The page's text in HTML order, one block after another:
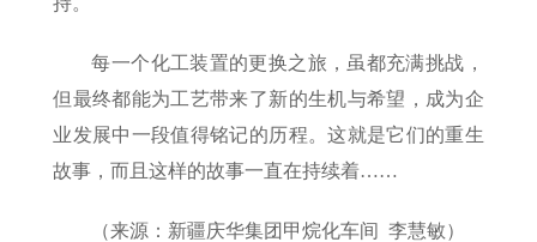
每一个化工装置的更换之旅，虽都充满挑战，
但最终都能为工艺带来了新的生机与希望，成为企
业发展中一段值得铭记的历程。这就是它们的重生
故事，而且这样的故事一直在持续着……
（来源：新疆庆华集团甲烷化车间 李慧敏）